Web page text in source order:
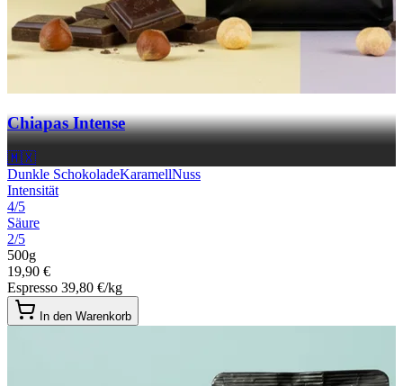
Chiapas Intense
🇲🇽
Dunkle SchokoladeKaramellNuss
Intensität
4/5
Säure
2/5
500g
19,90 €
Espresso 39,80 €/kg
In den Warenkorb